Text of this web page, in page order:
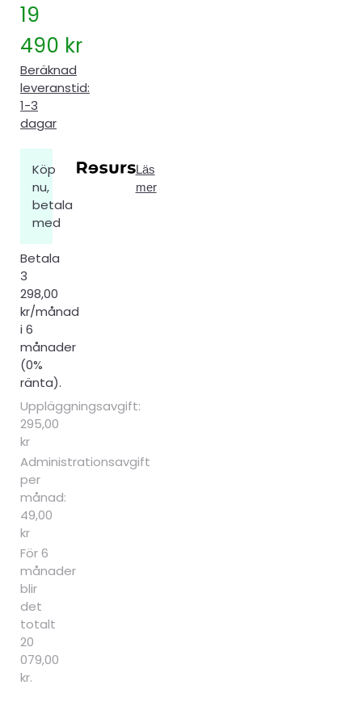
19
490 kr
Beräknad
leveranstid:
1-3
dagar
Köp
nu,
betala
med
Läs
mer
Betala
3
298,00
kr/månad
i 6
månader
(0%
ränta).
Uppläggningsavgift:
295,00
kr
Administrationsavgift
per
månad:
49,00
kr
För 6
månader
blir
det
totalt
20
079,00
kr.